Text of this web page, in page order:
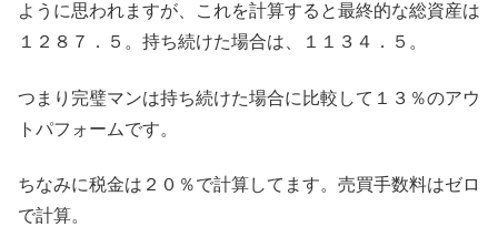
ように思われますが、これを計算すると最終的な総資産は
１２８７．５。持ち続けた場合は、１１３４．５。
つまり完璧マンは持ち続けた場合に比較して１３％のアウ
トパフォームです。
ちなみに税金は２０％で計算してます。売買手数料はゼロ
で計算。